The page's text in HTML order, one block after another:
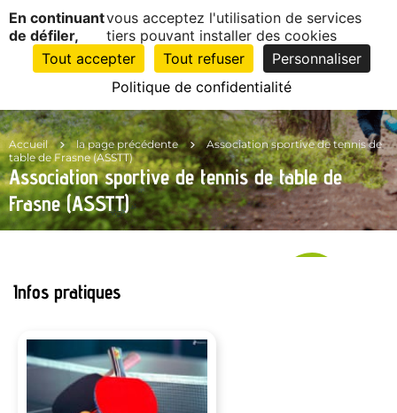
Accueil la page précédente
Association sportive de tennis de
table de Frasne (ASSTT)
Association sportive de tennis de table de
Frasne (ASSTT)
1EN
CLIC
Infos pratiques
Panneau de gestion des cookies
En continuant
de défiler,
vous acceptez l'utilisation de services
tiers pouvant installer des cookies
Tout accepter
Tout refuser
Personnaliser
Politique de confidentialité